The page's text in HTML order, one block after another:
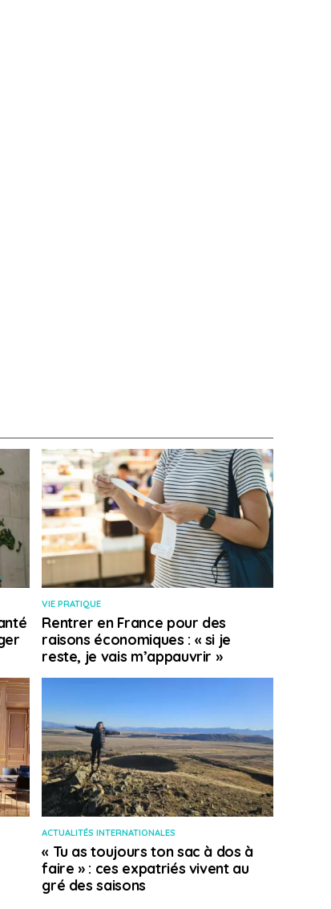
VIE PRATIQUE
Rentrer en France pour des
raisons économiques : « si je
reste, je vais m’appauvrir »
ACTUALITÉS INTERNATIONALES
« Tu as toujours ton sac à dos à
faire » : ces expatriés vivent au
gré des saisons